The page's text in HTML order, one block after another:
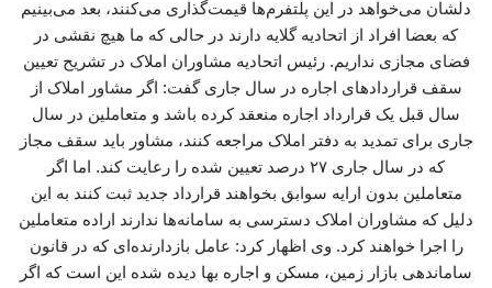
دلشان می‌خواهد در این پلتفرم‌ها قیمت‌گذاری می‌کنند، بعد می‌بینیم
که بعضا افراد از اتحادیه گلایه دارند در حالی که ما هیچ نقشی در
فضای مجازی نداریم. رئیس اتحادیه مشاوران املاک در تشریح تعیین
سقف قراردادهای اجاره در سال جاری گفت: اگر مشاور املاک از
سال قبل یک قرارداد اجاره منعقد کرده باشد و متعاملین در سال
جاری برای تمدید به دفتر املاک مراجعه کنند، مشاور باید سقف مجاز
که در سال جاری ۲۷ درصد تعیین شده را رعایت کند. اما اگر
متعاملین بدون ارایه سوابق بخواهند قرارداد جدید ثبت کنند به این
دلیل که مشاوران املاک دسترسی به سامانه‌ها ندارند اراده متعاملین
را اجرا خواهند کرد. وی اظهار کرد: عامل بازدارنده‌ای که در قانون
ساماندهی بازار زمین، مسکن و اجاره بها دیده شده این است که اگر